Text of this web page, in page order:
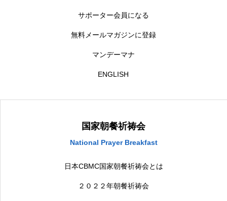
サポーター会員になる
無料メールマガジンに登録
マンデーマナ
ENGLISH
国家朝餐祈祷会
National Prayer Breakfast
日本CBMC国家朝餐祈祷会とは
２０２２年朝餐祈祷会